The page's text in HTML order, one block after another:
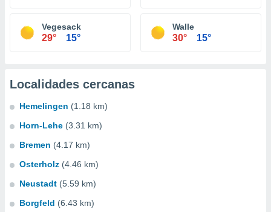
Vegesack
29° 15°
Walle
30° 15°
Localidades cercanas
Hemelingen (1.18 km)
Horn-Lehe (3.31 km)
Bremen (4.17 km)
Osterholz (4.46 km)
Neustadt (5.59 km)
Borgfeld (6.43 km)